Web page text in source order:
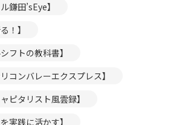
鎌田’sEye】
！】
フトの教科書】
コンバレーエクスプレス】
ピタリスト風雲録】
実践に活かす】